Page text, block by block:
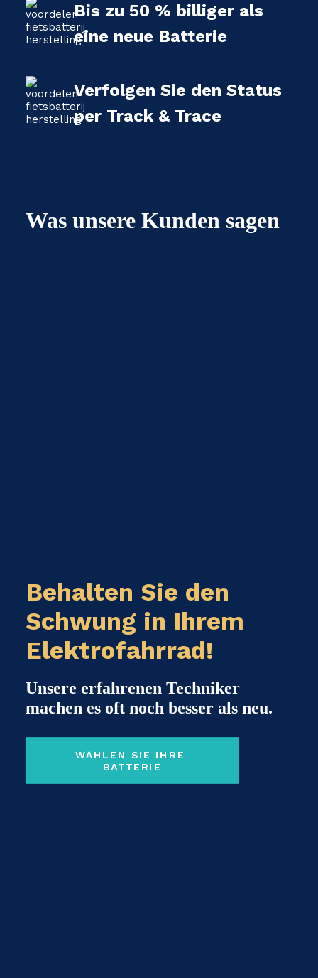
Bis zu 50 % billiger als
eine neue Batterie
Verfolgen Sie den Status
per Track & Trace
Was unsere Kunden sagen
Behalten Sie den
Schwung in Ihrem
Elektrofahrrad!
Unsere erfahrenen Techniker
machen es oft noch besser als neu.
WÄHLEN SIE IHRE
BATTERIE